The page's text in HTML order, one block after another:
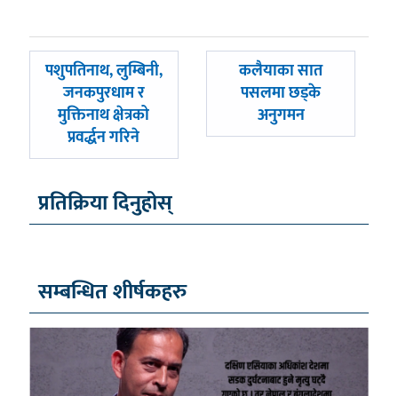
पछिल्लाे
पशुपतिनाथ, लुम्बिनी,
जनकपुरधाम र
मुक्तिनाथ क्षेत्रको
प्रवर्द्धन गरिने
अघिल्लाे
-
कलैयाका सात
पसलमा छड्के
अनुगमन
प्रतिक्रिया दिनुहोस्
सम्बन्धित शीर्षकहरु